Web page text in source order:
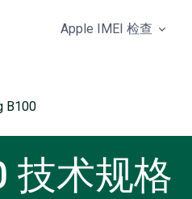
Apple IMEI 检查
B100
技术规格